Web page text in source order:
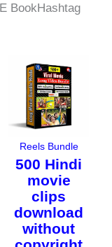
E BookHashtag
Reels Bundle
500 Hindi
movie
clips
download
without
Original
price
was:
₹199.00.